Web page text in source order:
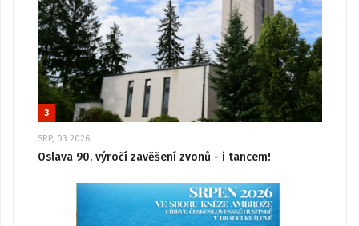
3
SRP, 03 2026
Oslava 90. výročí zavěšení zvonů - i tancem!